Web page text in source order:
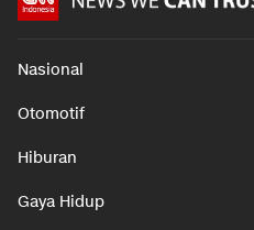
Nasional
Otomotif
Hiburan
Gaya Hidup